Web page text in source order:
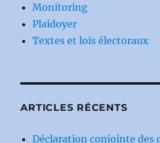
Monitoring
Plaidoyer
Textes et lois électoraux
ARTICLES RÉCENTS
Déclaration conjointe des